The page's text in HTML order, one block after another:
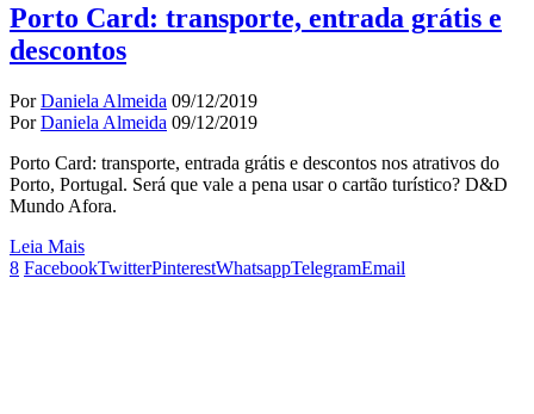
Porto Card: transporte, entrada grátis e
descontos
PorDaniela Almeida 09/12/2019
PorDaniela Almeida 09/12/2019
Porto Card: transporte, entrada grátis e descontos nos atrativos do
Porto, Portugal. Será que vale a pena usar o cartão turístico? D&D
Mundo Afora.
Leia Mais
8 FacebookTwitterPinterestWhatsappTelegramEmail